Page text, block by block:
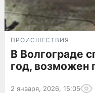
ПРОИСШЕСТВИЯ
В Волгограде
год, возможен
2 января, 2026, 15:05